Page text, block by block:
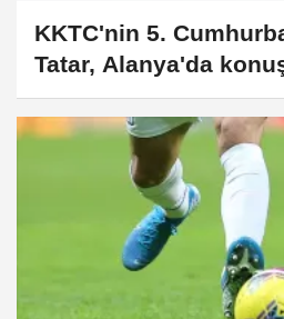
KKTC'nin 5.
Tatar, Alanya'da